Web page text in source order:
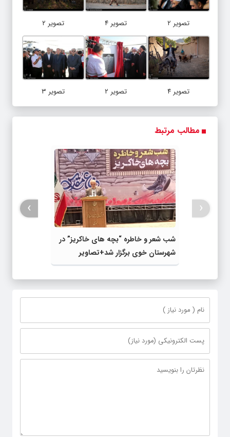
تصویر ۲ تصویر ۴ تصویر ۲
تصویر ۴ تصویر ۲ تصویر ۳
مطالب مرتبط
شب شعر و خاطره “بچه های خاکریز” در
شهرستان خوی برگزار شد+تصاویر
‹
›